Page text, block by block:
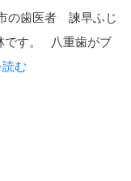
の歯医者 諫早ふじ
です。 八重歯がブ
む